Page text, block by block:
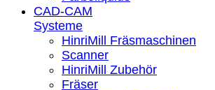
CAD-CAM
Systeme
HinriMill Fräsmaschinen
Scanner
HinriMill Zubehör
Fräser